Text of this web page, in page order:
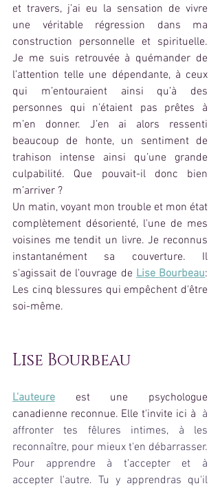
et travers, j’ai eu la sensation de vivre
une véritable régression dans ma
construction personnelle et spirituelle.
Je me suis retrouvée à quémander de
l’attention telle une dépendante, à ceux
qui m’entouraient ainsi qu’à des
personnes qui n’étaient pas prêtes à
m’en donner. J’en ai alors ressenti
beaucoup de honte, un sentiment de
trahison intense ainsi qu’une grande
culpabilité. Que pouvait-il donc bien
m’arriver ?
Un matin, voyant mon trouble et mon état
complètement désorienté, l'une de mes
voisines me tendit un livre. Je reconnus
instantanément sa couverture. Il
s'agissait de l'ouvrage de Lise Bourbeau:
Les cinq blessures qui empêchent d'être
soi-même.
Lise Bourbeau
L'auteure est une psychologue
canadienne reconnue. Elle t'invite ici à à
affronter tes fêlures intimes, à les
reconnaître, pour mieux t'en débarrasser.
Pour apprendre à t’accepter et à
accepter l'autre. Tu y apprendras qu'il